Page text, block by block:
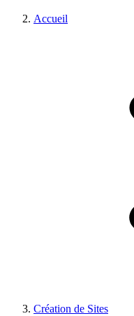
Accueil
Création de Sites